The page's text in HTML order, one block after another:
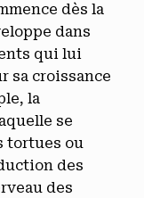
dès la
dans
qui lui
sa croissance
la
se
tortues ou
des
des